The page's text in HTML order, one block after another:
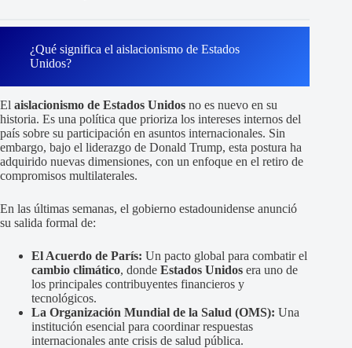
¿Qué significa el aislacionismo de Estados
Unidos?
El aislacionismo de Estados Unidos no es nuevo en su
historia. Es una política que prioriza los intereses internos del
país sobre su participación en asuntos internacionales. Sin
embargo, bajo el liderazgo de Donald Trump, esta postura ha
adquirido nuevas dimensiones, con un enfoque en el retiro de
compromisos multilaterales.
En las últimas semanas, el gobierno estadounidense anunció
su salida formal de:
El Acuerdo de París: Un pacto global para combatir el
cambio climático, donde Estados Unidos era uno de
los principales contribuyentes financieros y
tecnológicos.
La Organización Mundial de la Salud (OMS): Una
institución esencial para coordinar respuestas
internacionales ante crisis de salud pública.